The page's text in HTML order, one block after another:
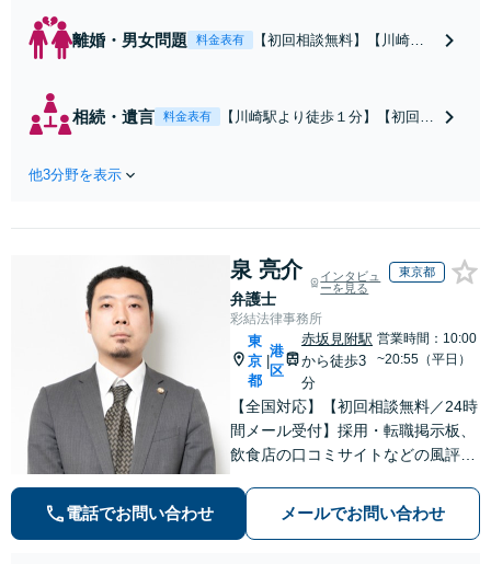
離婚・男女問題 料金表有
【初回相談無料】【川崎駅
割・婚姻費用・養育費・財
相続・遺言 料金表有
【川崎駅より徒歩１分】【初回相
スを目指しております。
他3分野を表示
泉 亮介
弁護士
インタビュ
ーを見る
東京都
彩結法律事務所
東
京
都
港
区
赤坂見附駅
から徒歩3
分
営業時間：10:00
~20:55（平日）
【全国対応】【初回相談無料／24時
間メール受付】採用・転職掲示板、
飲食店の口コミサイトなどの風評被
の種類を問わず相談可。可能な限り
早期対応で駆けつけサポート【労
電話でお問い合わせ メールでお問い合わせ